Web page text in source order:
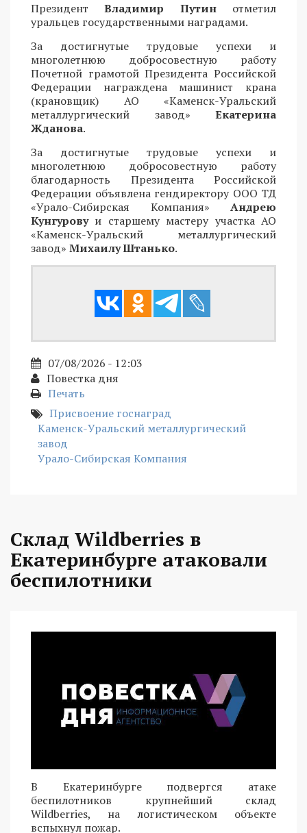
ПрезидентВладимир Путин отметил
уральцев государственными наградами.
За достигнутые трудовые успехи и
многолетнюю добросовестную работу
Почетной грамотой Президента Российской
Федерации награждена машинист крана
(крановщик) АО «Каменск-Уральский
металлургический завод» Екатерина
Жданова.
За достигнутые трудовые успехи и
многолетнюю добросовестную работу
благодарность Президента Российской
Федерации объявлена гендиректору ООО ТД
«Урало-Сибирская Компания» Андрею
Кунгуровуи старшему мастеру участка АО
«Каменск-Уральский металлургический
завод» Михаилу Штанько.
07/08/2026 - 12:03
Повестка дня
Печать
Присвоение госнаград
Каменск-Уральский металлургический
завод
Урало-Сибирская Компания
Склад Wildberries в
Екатеринбурге атаковали
беспилотники
В Екатеринбурге подвергся атаке
беспилотников крупнейший склад
Wildberries, на логистическом объекте
вспыхнул пожар.